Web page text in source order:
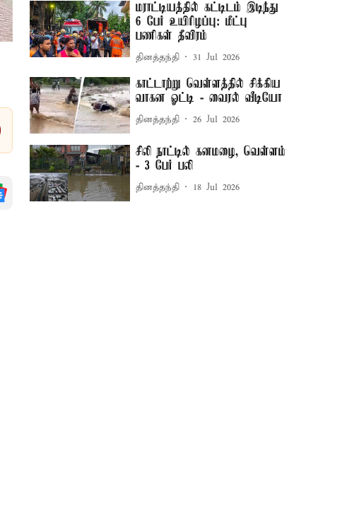
மராட்டியத்தில் கட்டிடம் இடிந்து
6 பேர் உயிரிழப்பு: மீட்பு
பணிகள் தீவிரம்
தினத்தந்தி 31 Jul 2026
காட்டாற்று வெள்ளத்தில் சிக்கிய
வாகன ஓட்டி - வைரல் வீடியோ
தினத்தந்தி 26 Jul 2026
சிலி நாட்டில் கனமழை, வெள்ளம்
- 3 பேர் பலி
தினத்தந்தி 18 Jul 2026